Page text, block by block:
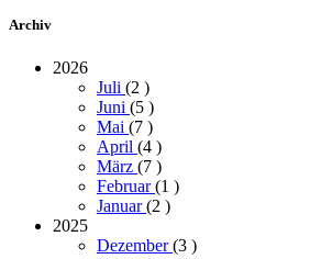
Archiv
2026
Juli (2 )
Juni (5 )
Mai (7 )
April (4 )
März (7 )
Februar(1 )
Januar(2 )
2025
Dezember(3 )